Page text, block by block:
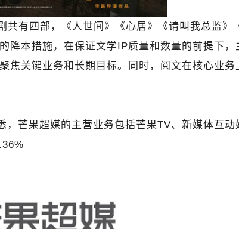
有四部，《人世间》《心居》《请叫我总监》
本措施，在保证文学IP质量和数量的前提下
关键业务和长期目标。同时，阅文在核心业
芒果超媒的主营业务包括芒果TV、新媒体互动